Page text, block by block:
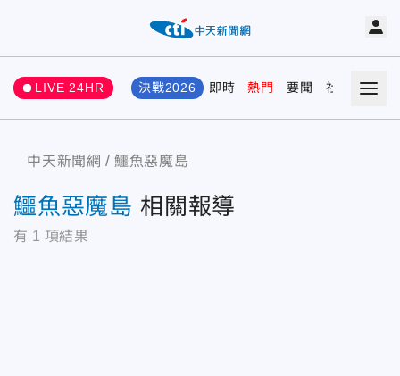
LIVE 24HR 決戰2026 即時 熱門 要聞 社會 娛樂
中天新聞網 鱷魚惡魔島
鱷魚惡魔島 相關報導
有 1 項結果